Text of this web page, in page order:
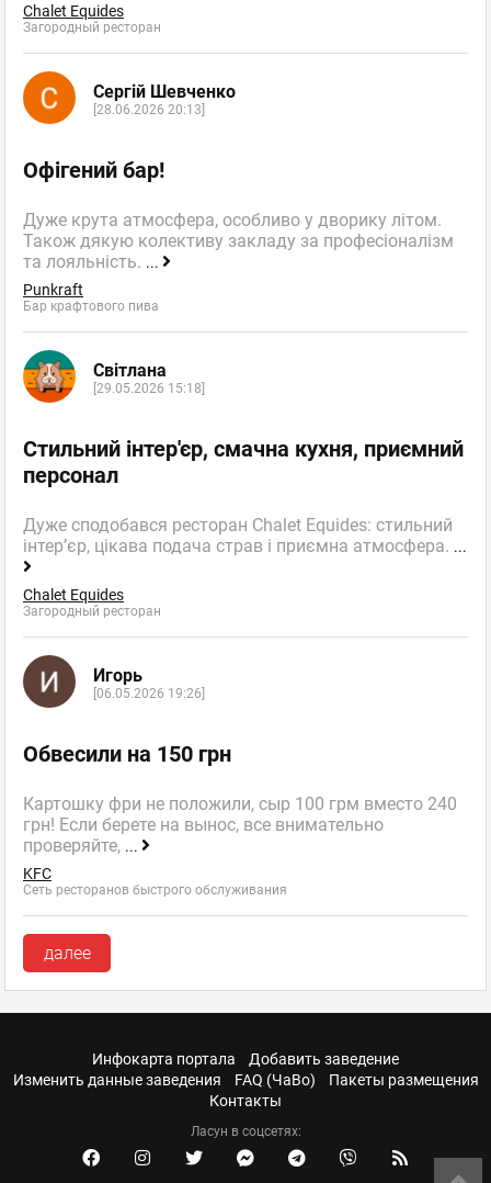
Chalet Equides
Загородный ресторан
Сергій Шевченко
[28.06.2026 20:13]
Офігений бар!
Дуже крута атмосфера, особливо у дворику літом.
Також дякую колективу закладу за професіоналізм
та лояльність. ...
Punkraft
Бар крафтового пива
Світлана
[29.05.2026 15:18]
Стильний інтер'єр, смачна кухня, приємний
персонал
Дуже сподобався ресторан Chalet Equides: стильний
інтер’єр, цікава подача страв і приємна атмосфера. ...
Chalet Equides
Загородный ресторан
Игорь
[06.05.2026 19:26]
Обвесили на 150 грн
Картошку фри не положили, сыр 100 грм вместо 240
грн! Если берете на вынос, все внимательно
проверяйте, ...
KFC
Сеть ресторанов быстрого обслуживания
далее
Инфокарта портала
Добавить заведение
Изменить данные заведения
FAQ (ЧаВо)
Пакеты размещения
Контакты
Ласун в соцсетях: